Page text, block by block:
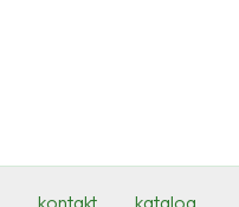
kontakt katalog